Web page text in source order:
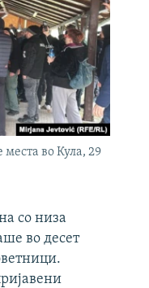
во Кула, 29
со низа
во десет